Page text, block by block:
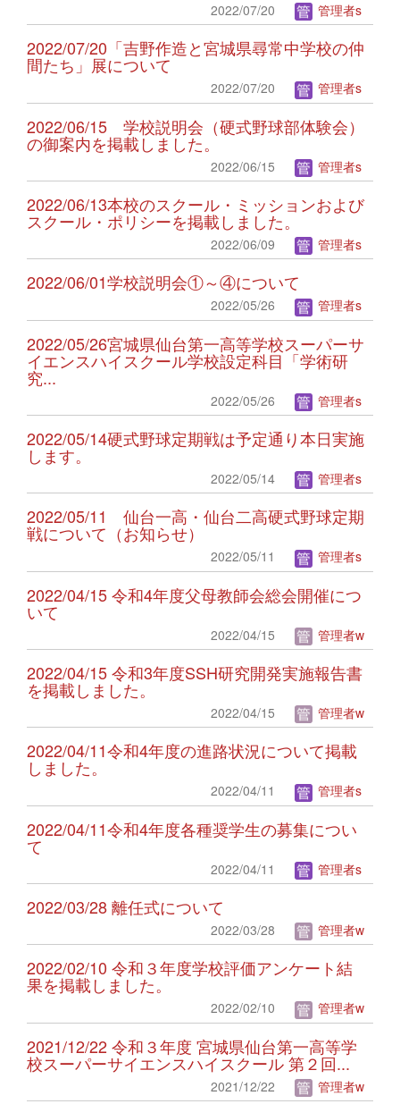
2022/07/20 管理者s
2022/07/20「吉野作造と宮城県尋常中学校の仲
間たち」展について
2022/07/20 管理者s
2022/06/15 学校説明会（硬式野球部体験会）
の御案内を掲載しました。
2022/06/15 管理者s
2022/06/13本校のスクール・ミッションおよび
スクール・ポリシーを掲載しました。
2022/06/09 管理者s
2022/06/01学校説明会①～④について
2022/05/26 管理者s
2022/05/26宮城県仙台第一高等学校スーパーサ
イエンスハイスクール学校設定科目「学術研
究...
2022/05/26 管理者s
2022/05/14硬式野球定期戦は予定通り本日実施
します。
2022/05/14 管理者s
2022/05/11 仙台一高・仙台二高硬式野球定期
戦について（お知らせ）
2022/05/11 管理者s
2022/04/15 令和4年度父母教師会総会開催につ
いて
2022/04/15 管理者w
2022/04/15 令和3年度SSH研究開発実施報告書
を掲載しました。
2022/04/15 管理者w
2022/04/11令和4年度の進路状況について掲載
しました。
2022/04/11 管理者s
2022/04/11令和4年度各種奨学生の募集につい
て
2022/04/11 管理者s
2022/03/28 離任式について
2022/03/28 管理者w
2022/02/10 令和３年度学校評価アンケート結
果を掲載しました。
2022/02/10 管理者w
2021/12/22 令和３年度 宮城県仙台第一高等学
校スーパーサイエンスハイスクール 第２回...
2021/12/22 管理者w